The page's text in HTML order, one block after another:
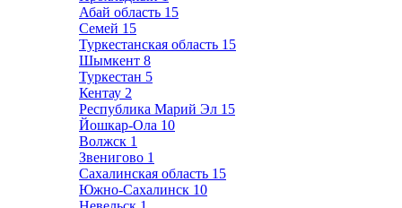
Абай область 15
Семей 15
Туркестанская область 15
Шымкент 8
Туркестан 5
Кентау 2
Республика Марий Эл 15
Йошкар-Ола 10
Волжск 1
Звенигово 1
Сахалинская область 15
Южно-Сахалинск 10